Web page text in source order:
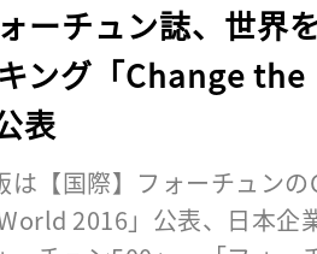
ーチュン誌、世界
ング「Change the
表
【国際】フォーチュンの
2016」公表、日本